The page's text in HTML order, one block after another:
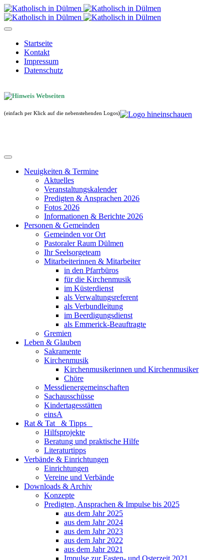
Startseite
Kontakt
Impressum
Datenschutz
(einfach per Klick auf die nebenstehenden Logos)
Neuigkeiten & Termine
Aktuelles
Veranstaltungskalender
Predigten & Ansprachen 2026
Fotos 2026
Informationen & Berichte 2026
Personen & Gemeinden
Gemeinden vor Ort
Pastoraler Raum Dülmen
Ihr Seelsorgeteam
Mitarbeiterinnen & Mitarbeiter
in den Pfarrbüros
für die Kirchenmusik
im Küsterdienst
als Verwaltungsreferent
als Verbundleitung
im Beerdigungsdienst
als Emmerick-Beauftragte
Gremien
Leben & Glauben
Sakramente
Kirchenmusik
Kirchenmusikerinnen und Kirchenmusiker
Chöre
Messdienergemeinschaften
Sachausschüsse
Kindertagesstätten
einsA
Rat & Tat & Tipps
Hilfsprojekte
Beratung und praktische Hilfe
Literaturtipps
Verbände & Einrichtungen
Einrichtungen
Vereine und Verbände
Downloads & Archiv
Konzepte
Predigten, Ansprachen & Impulse bis 2025
aus dem Jahr 2025
aus dem Jahr 2024
aus dem Jahr 2023
aus dem Jahr 2022
aus dem Jahr 2021
Impulse zur Fasten- und Osterzeit 2021